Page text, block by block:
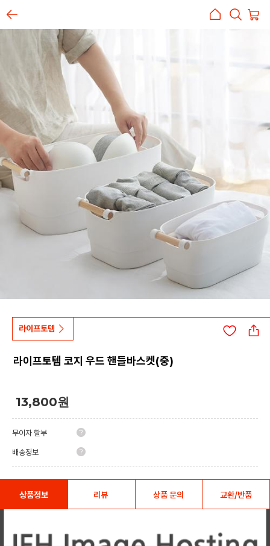
라이프토템
라이프토템 코지 우드 핸들바스켓(중)
13,800원
무이자 할부
배송정보
상품정보 리뷰 상품 문의 교환/반품